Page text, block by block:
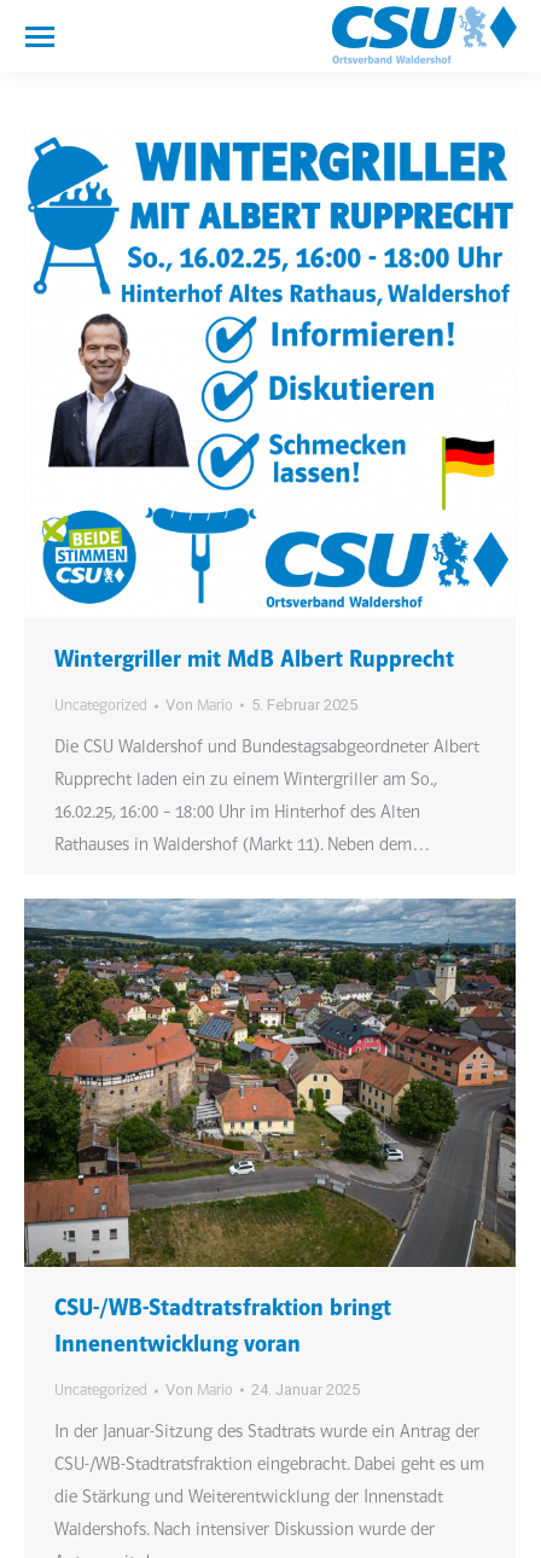
Wintergriller mit MdB Albert Rupprecht
Uncategorized Von Mario 5. Februar 2025
Die CSU Waldershof und Bundestagsabgeordneter Albert
Rupprecht laden ein zu einem Wintergriller am So.,
16.02.25, 16:00 – 18:00 Uhr im Hinterhof des Alten
Rathauses in Waldershof (Markt 11). Neben dem…
CSU-/WB-Stadtratsfraktion bringt
Innenentwicklung voran
Uncategorized Von Mario 24. Januar 2025
In der Januar-Sitzung des Stadtrats wurde ein Antrag der
CSU-/WB-Stadtratsfraktion eingebracht. Dabei geht es um
die Stärkung und Weiterentwicklung der Innenstadt
Waldershofs. Nach intensiver Diskussion wurde der